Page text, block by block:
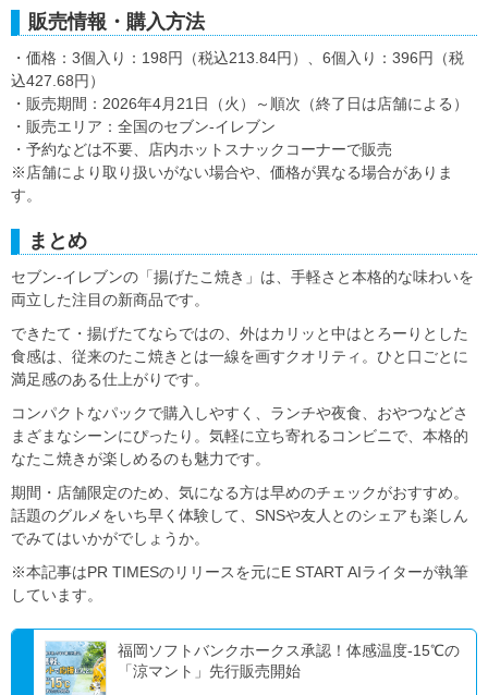
販売情報・購入方法
・価格：3個入り：198円（税込213.84円）、6個入り：396円（税
込427.68円）
・販売期間：2026年4月21日（火）～順次（終了日は店舗による）
・販売エリア：全国のセブン‐イレブン
・予約などは不要、店内ホットスナックコーナーで販売
※店舗により取り扱いがない場合や、価格が異なる場合がありま
す。
まとめ
セブン‐イレブンの「揚げたこ焼き」は、手軽さと本格的な味わいを
両立した注目の新商品です。
できたて・揚げたてならではの、外はカリッと中はとろーりとした
食感は、従来のたこ焼きとは一線を画すクオリティ。ひと口ごとに
満足感のある仕上がりです。
コンパクトなパックで購入しやすく、ランチや夜食、おやつなどさ
まざまなシーンにぴったり。気軽に立ち寄れるコンビニで、本格的
なたこ焼きが楽しめるのも魅力です。
期間・店舗限定のため、気になる方は早めのチェックがおすすめ。
話題のグルメをいち早く体験して、SNSや友人とのシェアも楽しん
でみてはいかがでしょうか。
※本記事はPR TIMESのリリースを元にE START AIライターが執筆
しています。
福岡ソフトバンクホークス承認！体感温度-15℃の
「涼マント」先行販売開始